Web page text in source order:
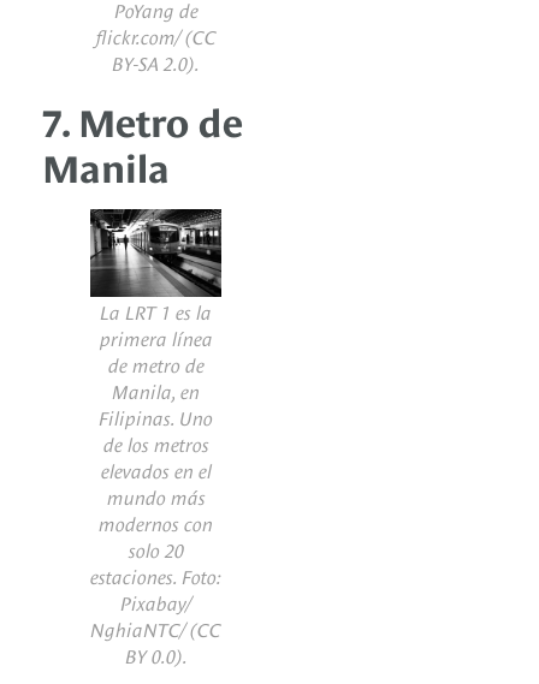
PoYang de
flickr.com/(CC
BY-SA 2.0).
7. Metro de
Manila
La LRT 1 es la
primera línea
de metro de
Manila, en
Filipinas. Uno
de los metros
elevados en el
mundo más
modernos con
solo 20
estaciones. Foto:
Pixabay/
NghiaNTC/(CC
BY 0.0).